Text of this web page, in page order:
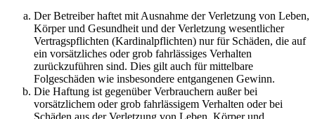
Der Betreiber haftet mit Ausnahme der Verletzung von Leben,
Körper und Gesundheit und der Verletzung wesentlicher
Vertragspflichten (Kardinalpflichten) nur für Schäden, die auf
ein vorsätzliches oder grob fahrlässiges Verhalten
zurückzuführen sind. Dies gilt auch für mittelbare
Folgeschäden wie insbesondere entgangenen Gewinn.
Die Haftung ist gegenüber Verbrauchern außer bei
vorsätzlichem oder grob fahrlässigem Verhalten oder bei